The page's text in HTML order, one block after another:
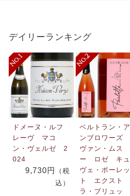
デイリーランキング
ドメーヌ・ルフ
レーヴ マコ
ン・ヴェルゼ 2
024
9,730円
（税
込）
ベルトラン・ア
ンブロワーズ
ヴァン・ムス
ー ロゼ キュ
ヴェ・ポーレッ
ト エクスト
ラ・ブリュッ